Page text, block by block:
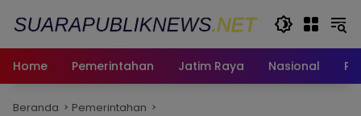
Home
Pemerintahan Jatim Raya Nasional
Beranda Pemerintahan